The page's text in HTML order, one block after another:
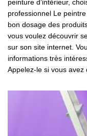
peinture d’intérieur,
professionnel Le
bon dosage des
vous voulez découvrir
sur son site internet.
informations très
Appelez-le si vous avez